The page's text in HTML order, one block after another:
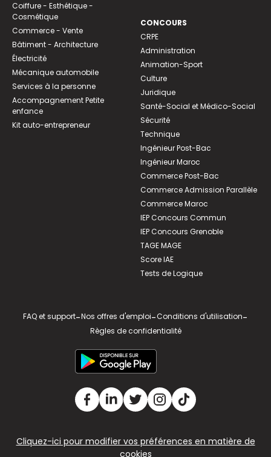
Coiffure - Esthétique -
Cosmétique
Commerce - Vente
Bâtiment - Architecture
Électricité
Mécanique automobile
Services à la personne
Accompagnement Petite
enfance
Kit auto-entrepreneur
CONCOURS
CRPE
Administration
Animation-Sport
Culture
Juridique
Santé-Social et Médico-Social
Sécurité
Technique
Ingénieur Post-Bac
Ingénieur Maroc
Commerce Post-Bac
Commerce Admission Parallèle
Commerce Maroc
IEP Concours Commun
IEP Concours Grenoble
TAGE MAGE
Score IAE
Tests de Logique
FAQ et support-Nos offres d'emploi-Conditions d'utilisation-
Règles de confidentialité
Cliquez-ici pour modifier vos préférences en matière de
cookies